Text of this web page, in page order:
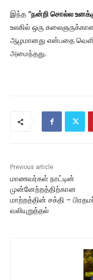
இந்த “நன்றி சொல்ல
உலகில் ஒரு
ஆழமானது என்பதை
அமைந்தது.
Previous article
மாணவர்கள் நாட்டின்
முன்னேற்றத்திற்கான
மாற்றத்தின் சக்தி –
வலியுறுத்தல்